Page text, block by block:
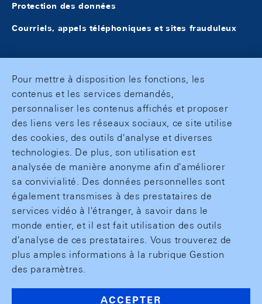
Protection des données
Courriels, appels téléphoniques et sites frauduleux
Pour mettre à disposition les fonctions, les
contenus et les services demandés,
personnaliser les contenus affichés et proposer
des liens vers les réseaux sociaux, ce site utilise
des cookies, des outils d'analyse et diverses
technologies. De plus, son utilisation est
analysée de manière anonyme afin d'améliorer
sa convivialité. Des données personnelles sont
également transmises à des prestataires de
services vidéo à l'étranger, à savoir dans le
monde entier, et il est fait utilisation des outils
d'analyse de ces prestataires. Vous trouverez de
plus amples informations à la rubrique Gestion
des paramètres.
ACCEPTER